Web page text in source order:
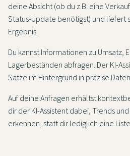
deine Absicht (ob du z.B. eine
Status-Update benötigst) und liefert
Ergebnis.
Du kannst Informationen zu Umsatz,
Lagerbeständen abfragen. Der KI-
Sätze im Hintergrund in präzise
Auf deine Anfragen erhältst
dir der KI-Assistent dabei, Trends
erkennen, statt dir lediglich eine